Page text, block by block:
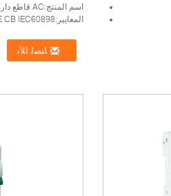
اسم المنتج:AC قاطع دارة صغير
المعايير:CE CB IEC60898